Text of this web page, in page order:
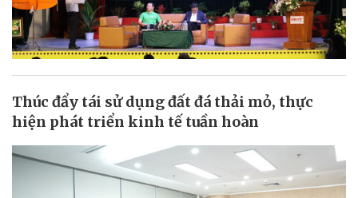
Thúc đẩy tái sử dụng đất đá thải mỏ, thực
hiện phát triển kinh tế tuần hoàn